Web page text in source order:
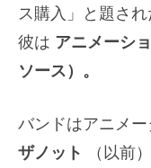
ス購入」と題さ
彼は アニメーシ
ソース）。
バンドはアニメ
ザノット
（以前